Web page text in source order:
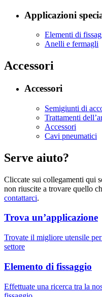
Applicazioni
Elementi di
Anelli e fermagli
Accessori
Accessori
Semigiunti di
Trattamenti
Accessori
Cavi pneumatici
Serve aiuto?
Cliccate sui collegamenti qui
non riuscite a trovare quello
contattarci.
Trova un’applicazione
Trovate il migliore utensile
settore
Elemento di fissaggio
Effettuate una ricerca tra la